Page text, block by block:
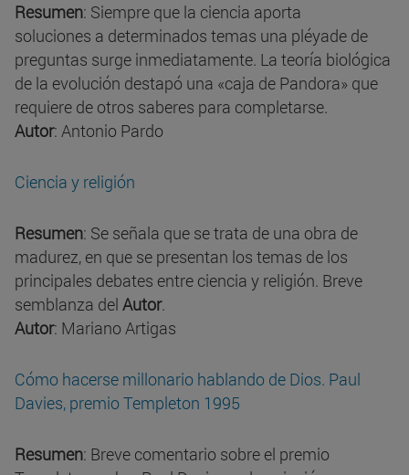
Resumen: Siempre que la ciencia aporta
soluciones a determinados temas una pléyade de
preguntas surge inmediatamente. La teoría biológica
de la evolución destapó una «caja de Pandora» que
requiere de otros saberes para completarse.
Autor: Antonio Pardo
Ciencia y religión
Resumen: Se señala que se trata de una obra de
madurez, en que se presentan los temas de los
principales debates entre ciencia y religión. Breve
semblanza del Autor.
Autor: Mariano Artigas
Cómo hacerse millonario hablando de Dios. Paul
Davies, premio Templeton 1995
Resumen: Breve comentario sobre el premio